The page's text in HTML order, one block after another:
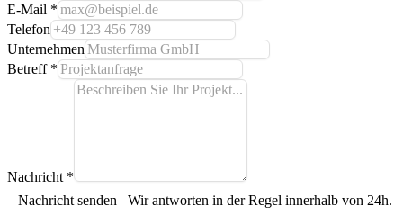
E-Mail *
Telefon
Unternehmen
Betreff *
Nachricht *
Nachricht senden
Wir antworten in der Regel innerhalb von 24h.